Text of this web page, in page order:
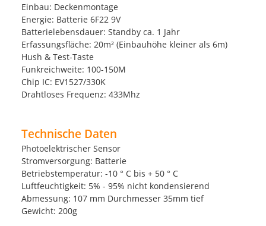
Einbau: Deckenmontage
Energie: Batterie 6F22 9V
Batterielebensdauer: Standby ca. 1 Jahr
Erfassungsfläche: 20m² (Einbauhöhe kleiner als 6m)
Hush & Test-Taste
Funkreichweite: 100-150M
Chip IC: EV1527/330K
Drahtloses Frequenz: 433Mhz
Technische Daten
Photoelektrischer Sensor
Stromversorgung: Batterie
Betriebstemperatur: -10 ° C bis + 50 ° C
Luftfeuchtigkeit: 5% - 95% nicht kondensierend
Abmessung: 107 mm Durchmesser 35mm tief
Gewicht: 200g